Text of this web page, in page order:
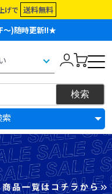
げで 送料無料
～)随時更新!!★